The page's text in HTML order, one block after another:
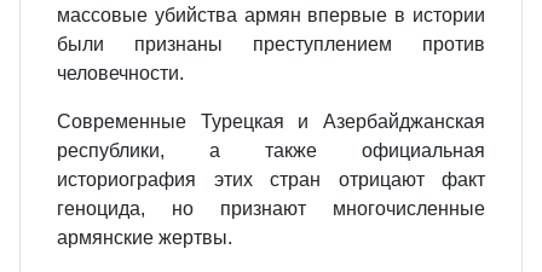
массовые убийства армян впервые в истории
были признаны преступлением против
человечности.
Современные Турецкая и Азербайджанская
республики, а также официальная
историография этих стран отрицают факт
геноцида, но признают многочисленные
армянские жертвы.